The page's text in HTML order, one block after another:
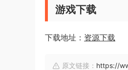
游戏下载
下载地址： 资源下载
原文链接： https://